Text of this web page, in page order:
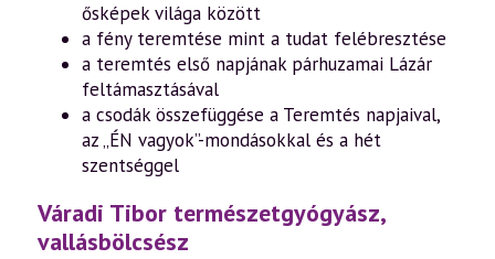
ősképek világa között
a fény teremtése mint a tudat felébresztése
a teremtés első napjának párhuzamai Lázár
feltámasztásával
a csodák összefüggése a Teremtés napjaival,
az „ÉN vagyok”-mondásokkal és a hét
szentséggel
Váradi Tibor természetgyógyász,
vallásbölcsész